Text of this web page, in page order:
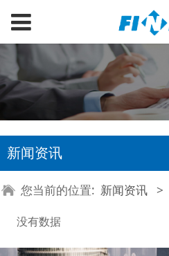
新闻资讯
您当前的位置: 新闻资讯 >
没有数据